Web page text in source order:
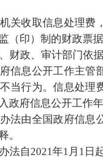
关收取信息处理费
（印）制的财政票
财政、审计部门依
信息公开工作主管
当行为。信息处理
政府信息公开工作
法由全国政府信息
。
法自2021年1月1日